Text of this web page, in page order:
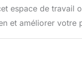
espace de travail
et améliorer votre